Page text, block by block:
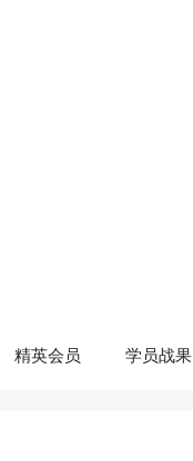
精英会员 学员战果